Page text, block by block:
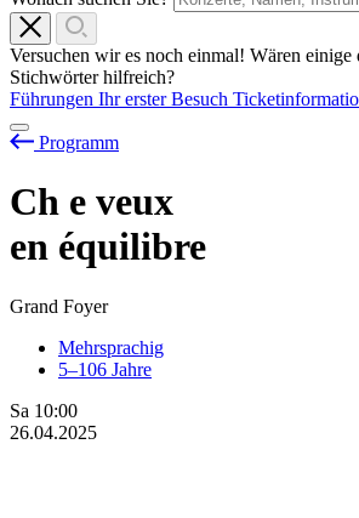
Versuchen wir es noch einmal! Wären einige
Stichwörter hilfreich?
Führungen Ihr erster Besuch
Programm
Ch e veux
en équilibre
Grand Foyer
Mehrsprachig
5–106 Jahre
Sa 10:00
26.04.2025